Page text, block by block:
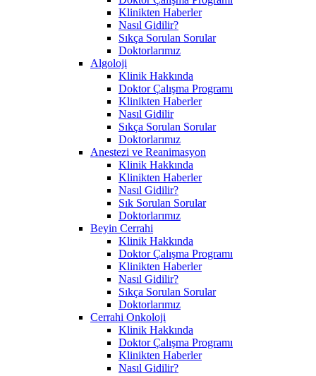
Klinikten Haberler
Nasıl Gidilir?
Sıkça Sorulan Sorular
Doktorlarımız
Algoloji
Klinik Hakkında
Doktor Çalışma Programı
Klinikten Haberler
Nasıl Gidilir
Sıkça Sorulan Sorular
Doktorlarımız
Anestezi ve Reanimasyon
Klinik Hakkında
Klinikten Haberler
Nasıl Gidilir?
Sık Sorulan Sorular
Doktorlarımız
Beyin Cerrahi
Klinik Hakkında
Doktor Çalışma Programı
Klinikten Haberler
Nasıl Gidilir?
Sıkça Sorulan Sorular
Doktorlarımız
Cerrahi Onkoloji
Klinik Hakkında
Doktor Çalışma Programı
Klinikten Haberler
Nasıl Gidilir?